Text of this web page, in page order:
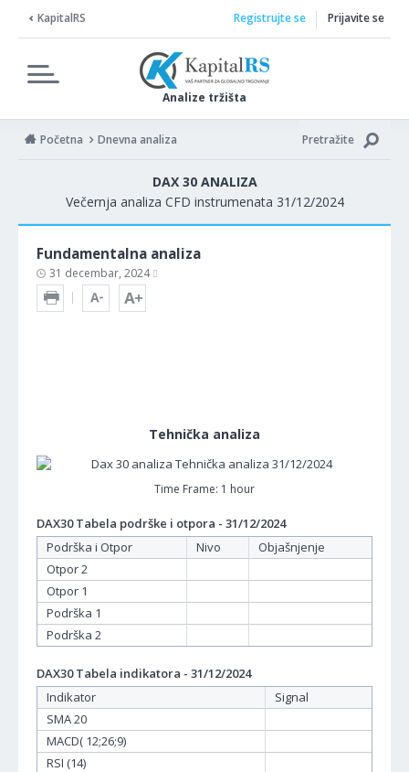
KapitalRS
Analize tržišta
Registrujte se Prijavite se
Početna Dnevna analiza Pretražite
DAX 30 ANALIZA
Večernja analiza CFD instrumenata 31/12/2024
Fundamentalna analiza
31 decembar, 2024
Tehnička analiza
Time Frame: 1 hour
DAX30 Tabela podrške i otpora - 31/12/2024
Podrška i Otpor
Nivo
Objašnjenje
Otpor 2
Otpor 1
Podrška 1
Podrška 2
DAX30 Tabela indikatora - 31/12/2024
Indikator
Signal
SMA 20
MACD( 12;26;9)
RSI (14)